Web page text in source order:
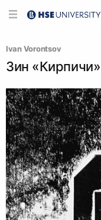
Ivan Vorontsov
Зин «Кирпичи»